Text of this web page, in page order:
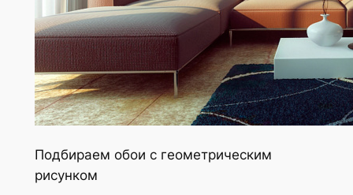
Подбираем обои с геометрическим
рисунком